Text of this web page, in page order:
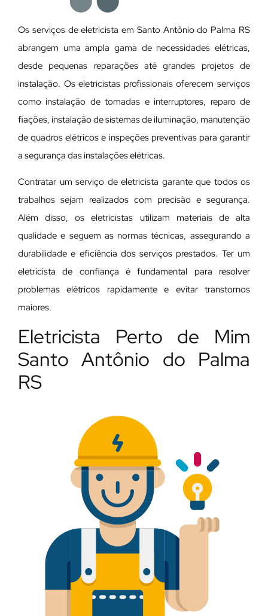
Os serviços de eletricista em Santo Antônio do Palma RS
abrangem uma ampla gama de necessidades elétricas,
desde pequenas reparações até grandes projetos de
instalação. Os eletricistas profissionais oferecem serviços
como instalação de tomadas e interruptores, reparo de
fiações, instalação de sistemas de iluminação, manutenção
de quadros elétricos e inspeções preventivas para garantir
a segurança das instalações elétricas.
Contratar um serviço de eletricista garante que todos os
trabalhos sejam realizados com precisão e segurança.
Além disso, os eletricistas utilizam materiais de alta
qualidade e seguem as normas técnicas, assegurando a
durabilidade e eficiência dos serviços prestados. Ter um
eletricista de confiança é fundamental para resolver
problemas elétricos rapidamente e evitar transtornos
maiores.
Eletricista Perto de Mim
Santo Antônio do Palma
RS